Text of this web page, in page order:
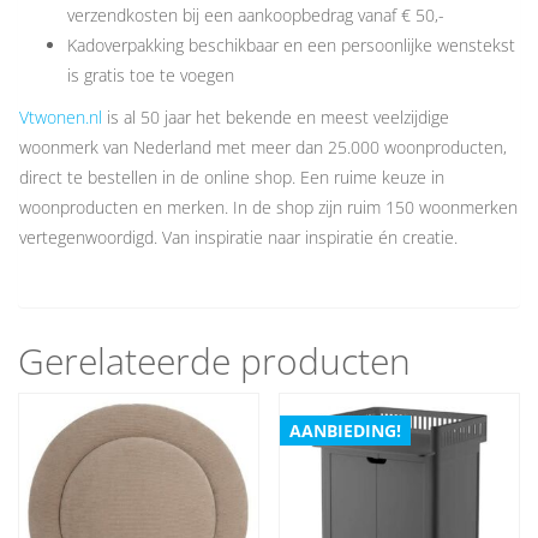
verzendkosten bij een aankoopbedrag vanaf € 50,-
Kadoverpakking beschikbaar en een persoonlijke wenstekst
is gratis toe te voegen
Vtwonen.nl is al 50 jaar het bekende en meest veelzijdige
woonmerk van Nederland met meer dan 25.000 woonproducten,
direct te bestellen in de online shop. Een ruime keuze in
woonproducten en merken. In de shop zijn ruim 150 woonmerken
vertegenwoordigd. Van inspiratie naar inspiratie én creatie.
Gerelateerde producten
AANBIEDING!